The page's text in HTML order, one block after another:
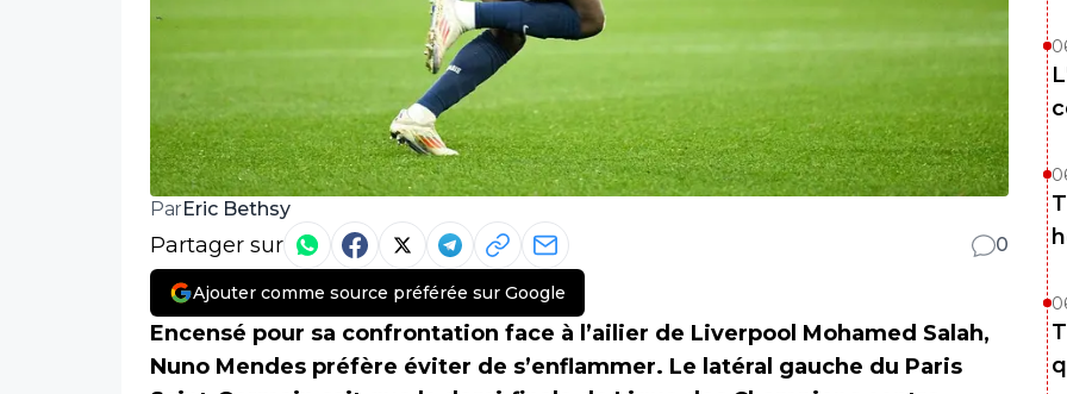
ParEric Bethsy
Partager sur 0
Ajouter comme source préférée sur Google
Encensé pour sa confrontation face à l’ailier de Liverpool Mohamed Salah,
Nuno Mendes préfère éviter de s’enflammer. Le latéral gauche du Paris